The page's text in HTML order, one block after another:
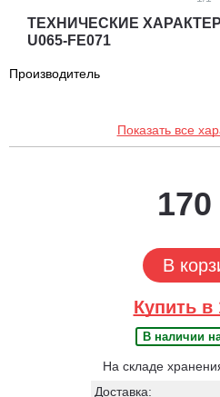
ТЕХНИЧЕСКИЕ
U065-FE071
Производитель
Показать все
170
В
Купить в
В наличии
На складе
Доставка: